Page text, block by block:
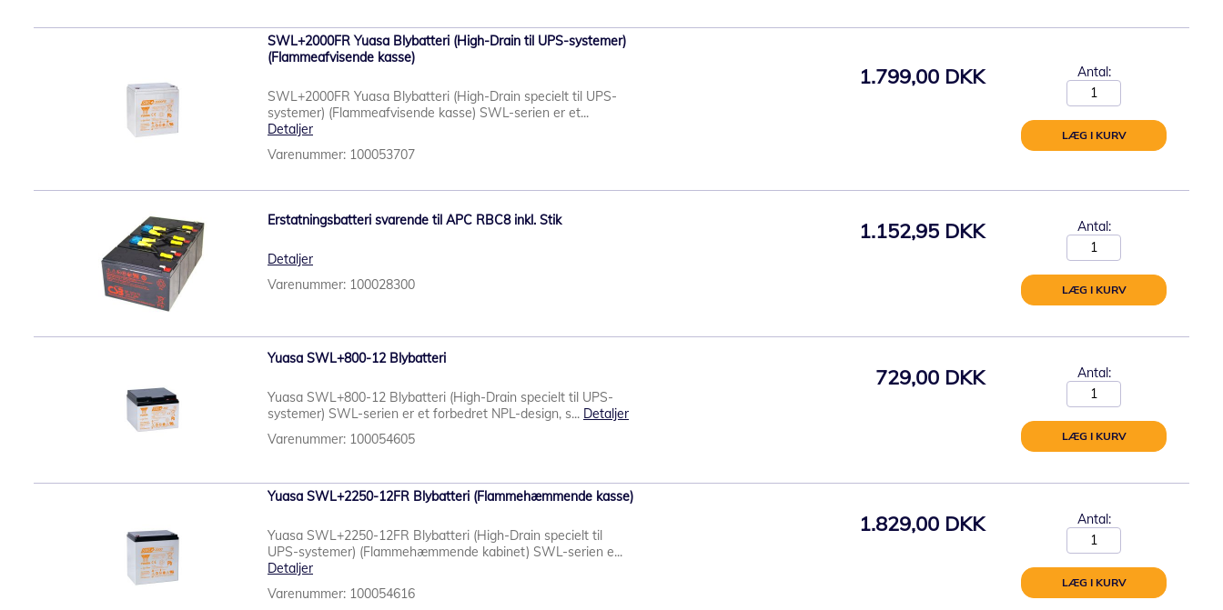
SWL+2000FR Yuasa Blybatteri (High-Drain til UPS-systemer)
(Flammeafvisende kasse)
SWL+2000FR Yuasa Blybatteri (High-Drain specielt til UPS-
systemer) (Flammeafvisende kasse) SWL-serien er et...
Detaljer
Varenummer: 100053707
1.799,00 DKK Antal:
LÆG I KURV
Erstatningsbatteri svarende til APC RBC8 inkl. Stik
Detaljer
Varenummer: 100028300
1.152,95 DKK Antal:
LÆG I KURV
Yuasa SWL+800-12 Blybatteri
Yuasa SWL+800-12 Blybatteri (High-Drain specielt til UPS-
systemer) SWL-serien er et forbedret NPL-design, s... Detaljer
Varenummer: 100054605
729,00 DKK Antal:
LÆG I KURV
Yuasa SWL+2250-12FR Blybatteri (Flammehæmmende kasse)
Yuasa SWL+2250-12FR Blybatteri (High-Drain specielt til
UPS-systemer) (Flammehæmmende kabinet) SWL-serien e...
Detaljer
Varenummer: 100054616
1.829,00 DKK Antal:
LÆG I KURV